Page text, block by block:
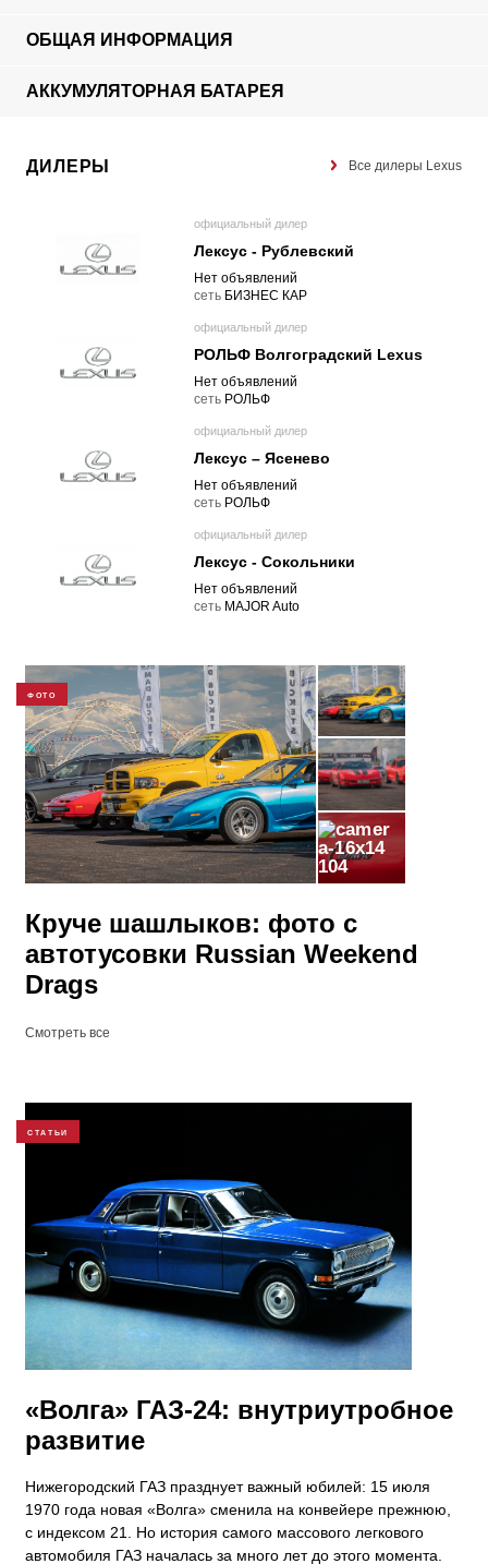
ОБЩАЯ ИНФОРМАЦИЯ
АККУМУЛЯТОРНАЯ БАТАРЕЯ
ДИЛЕРЫ Все дилеры Lexus
официальный дилер
Лексус - Рублевский
Нет объявлений
cеть БИЗНЕС КАР
официальный дилер
РОЛЬФ Волгоградский Lexus
Нет объявлений
cеть РОЛЬФ
официальный дилер
Лексус – Ясенево
Нет объявлений
cеть РОЛЬФ
официальный дилер
Лексус - Сокольники
Нет объявлений
cеть MAJOR Auto
ФОТО
104
Круче шашлыков: фото с
автотусовки Russian Weekend
Drags
Смотреть все
СТАТЬИ
«Волга» ГАЗ-24: внутриутробное
развитие
Нижегородский ГАЗ празднует важный юбилей: 15 июля
1970 года новая «Волга» сменила на конвейере прежнюю,
с индексом 21. Но история самого массового легкового
автомобиля ГАЗ началась за много лет до этого момента.